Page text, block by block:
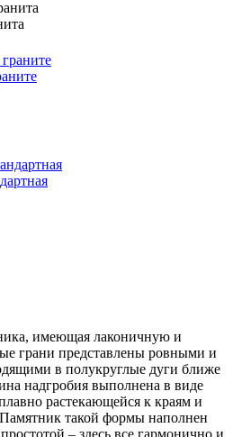
имеющая лаконичную и
грани представлены ровными и
в полукруглые дуги ближе
надгробия выполнена в виде
растекающейся к краям и
такой формы наполнен
– здесь все гармонично и